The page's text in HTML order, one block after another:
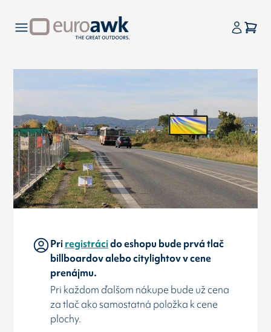
Priregistrácido eshopu bude prvá tlač
billboardov alebo citylightov v cene
prenájmu.
Pri každom ďalšom nákupe bude už cena
za tlač ako samostatná položka k cene
plochy.